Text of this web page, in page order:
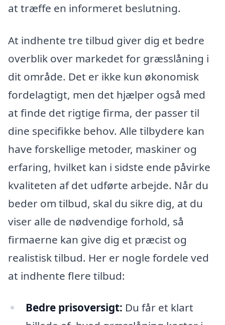
at træffe en informeret beslutning.
At indhente tre tilbud giver dig et bedre
overblik over markedet for græsslåning i
dit område. Det er ikke kun økonomisk
fordelagtigt, men det hjælper også med
at finde det rigtige firma, der passer til
dine specifikke behov. Alle tilbydere kan
have forskellige metoder, maskiner og
erfaring, hvilket kan i sidste ende påvirke
kvaliteten af det udførte arbejde. Når du
beder om tilbud, skal du sikre dig, at du
viser alle de nødvendige forhold, så
firmaerne kan give dig et præcist og
realistisk tilbud. Her er nogle fordele ved
at indhente flere tilbud:
Bedre prisoversigt: Du får et klart